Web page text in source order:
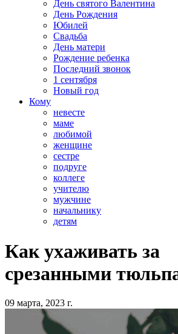
День святого Валентина
День Рождения
Юбилей
Свадьба
День матери
Рождение ребенка
Последний звонок
1 сентября
Новый год
Кому
невесте
маме
любимой
женщине
сестре
подруге
коллеге
учителю
мужчине
начальнику
детям
Как ухаживать за
срезанными
09 марта, 2023 г.